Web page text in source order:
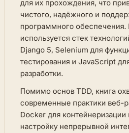
для их прохождения, что
чистого, надёжного и
программного обеспечения.
используется стек
Django 5, Selenium для
тестирования и JavaScript
разработки.
Помимо основ TDD, книга
современные практики веб-
Docker для
настройку непрерывной